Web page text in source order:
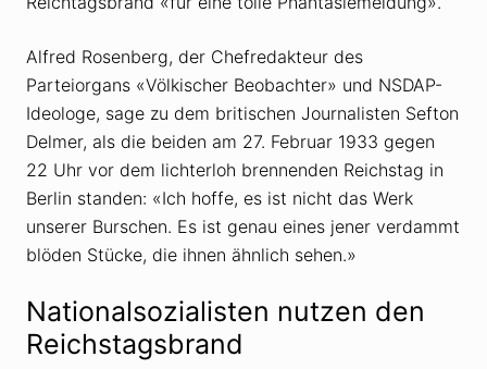
Alfred Rosenberg, der Chefredakteur des
Parteiorgans «Völkischer Beobachter» und NSDAP-
Ideologe, sage zu dem britischen Journalisten Sefton
Delmer, als die beiden am 27. Februar 1933 gegen
22 Uhr vor dem lichterloh brennenden Reichstag in
Berlin standen: «Ich hoffe, es ist nicht das Werk
unserer Burschen. Es ist genau eines jener verdammt
blöden Stücke, die ihnen ähnlich sehen.»
Nationalsozialisten nutzen den
Reichstagsbrand